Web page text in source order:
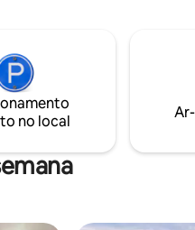
House fica acima
à casa principal.
privacidade e
conforme
no local